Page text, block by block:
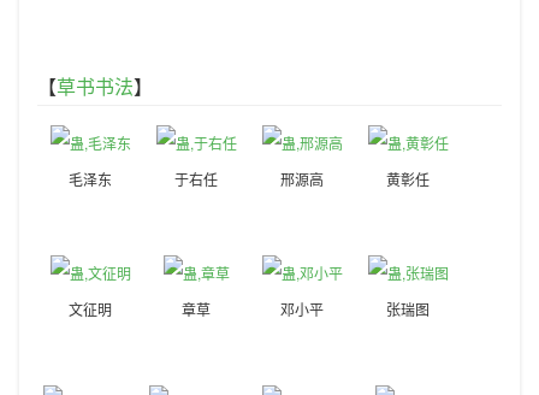
【草书书法】
毛泽东 于右任 邢源高 黄彰任
文征明 章草 邓小平 张瑞图